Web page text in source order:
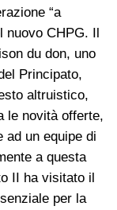
“a
nuovo CHPG. Il
du don, uno
Principato,
altruistico,
le novità offerte,
ad un equipe di
a questa
II ha visitato il
per la